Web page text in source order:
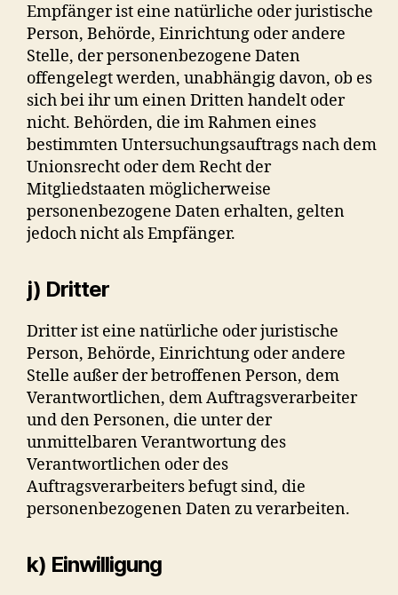
Empfänger ist eine natürliche oder juristische
Person, Behörde, Einrichtung oder andere
Stelle, der personenbezogene Daten
offengelegt werden, unabhängig davon, ob es
sich bei ihr um einen Dritten handelt oder
nicht. Behörden, die im Rahmen eines
bestimmten Untersuchungsauftrags nach dem
Unionsrecht oder dem Recht der
Mitgliedstaaten möglicherweise
personenbezogene Daten erhalten, gelten
jedoch nicht als Empfänger.
j) Dritter
Dritter ist eine natürliche oder juristische
Person, Behörde, Einrichtung oder andere
Stelle außer der betroffenen Person, dem
Verantwortlichen, dem Auftragsverarbeiter
und den Personen, die unter der
unmittelbaren Verantwortung des
Verantwortlichen oder des
Auftragsverarbeiters befugt sind, die
personenbezogenen Daten zu verarbeiten.
k) Einwilligung